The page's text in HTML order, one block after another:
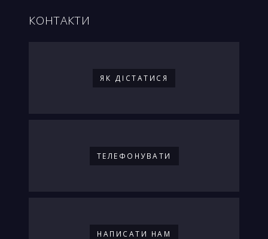
КОНТАКТИ
ЯК ДIСТАТИСЯ
ТЕЛЕФОНУВАТИ
НАПИСАТИ НАМ